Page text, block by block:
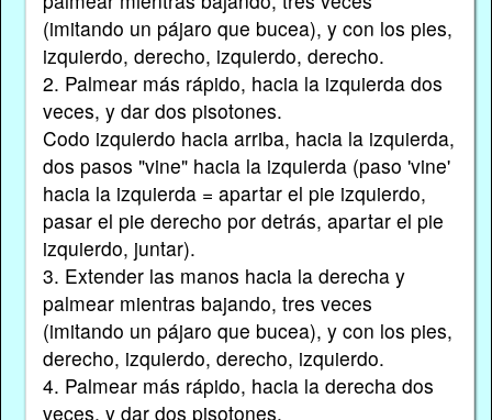
(imitando un pájaro que bucea), y con los pies,
izquierdo, derecho, izquierdo, derecho.
2. Palmear más rápido, hacia la izquierda dos
veces, y dar dos pisotones.
Codo izquierdo hacia arriba, hacia la izquierda,
dos pasos "vine" hacia la izquierda (paso 'vine'
hacia la izquierda = apartar el pie izquierdo,
pasar el pie derecho por detrás, apartar el pie
izquierdo, juntar).
3. Extender las manos hacia la derecha y
palmear mientras bajando, tres veces
(imitando un pájaro que bucea), y con los pies,
derecho, izquierdo, derecho, izquierdo.
4. Palmear más rápido, hacia la derecha dos
veces, y dar dos pisotones.